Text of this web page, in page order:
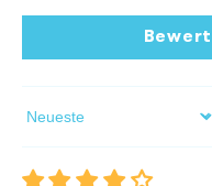
Sort by